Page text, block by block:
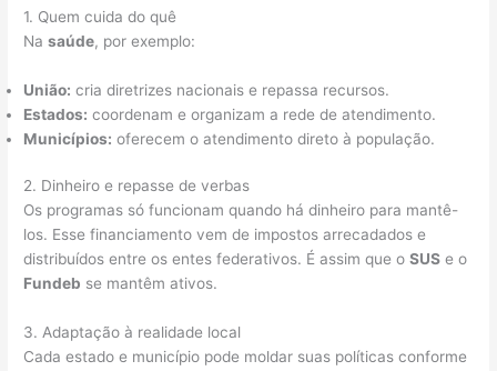
1. Quem cuida do quê
Nasaúde, por exemplo:
União: cria diretrizes nacionais e repassa recursos.
Estados: coordenam e organizam a rede de atendimento.
Municípios: oferecem o atendimento direto à população.
2. Dinheiro e repasse de verbas
Os programas só funcionam quando há dinheiro para mantê-
los. Esse financiamento vem de impostos arrecadados e
distribuídos entre os entes federativos. É assim que oSUS e o
Fundeb se mantêm ativos.
3. Adaptação à realidade local
Cada estado e município pode moldar suas políticas conforme